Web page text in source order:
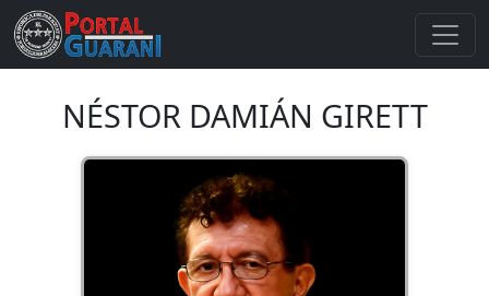
NÉSTOR DAMIÁN GIRETT